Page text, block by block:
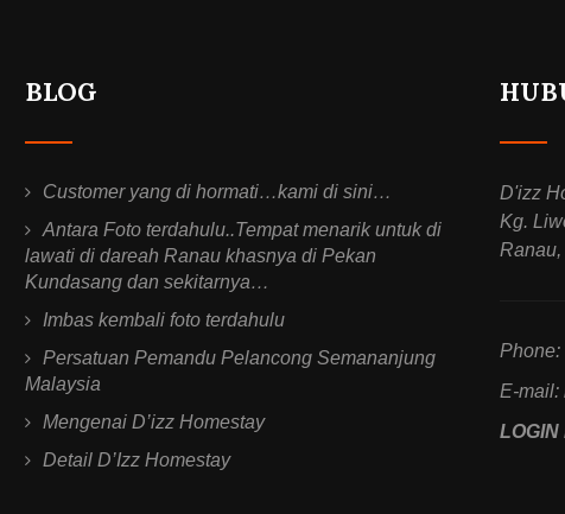
BLOG
Customer yang di hormati…kami di sini…
Antara Foto terdahulu..Tempat menarik untuk di
lawati di dareah Ranau khasnya di Pekan
Kundasang dan sekitarnya…
Imbas kembali foto terdahulu
Persatuan Pemandu Pelancong Semananjung
Malaysia
Mengenai D’izz Homestay
Detail D’Izz Homestay
D'izz
Kg.
Phone:
E-mail:
LOGIN